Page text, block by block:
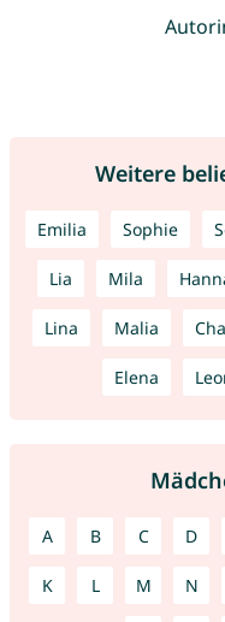
Weitere
Emilia Sophie
Lia Mila
Lina Malia
Elena
A B C D
K L M N